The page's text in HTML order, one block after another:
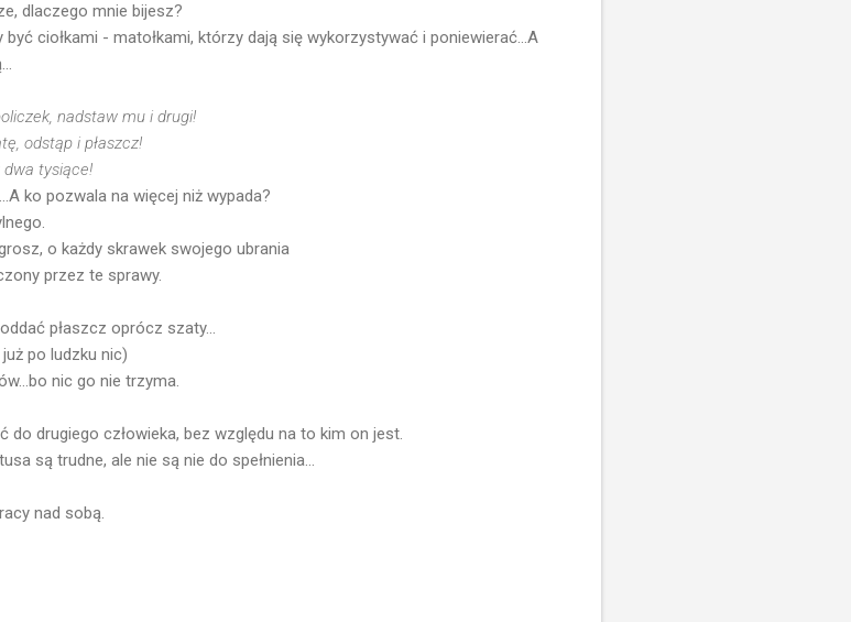
dlaczego mnie bijesz?
ciołkami - matołkami, którzy dają się wykorzystywać i poniewierać...A
nadstaw mu i drugi!
odstąp i płaszcz!
tysiące!
ko pozwala na więcej niż wypada?
o każdy skrawek swojego ubrania
przez te sprawy.
płaszcz oprócz szaty...
po ludzku nic)
nic go nie trzyma.
do drugiego człowieka, bez względu na to kim on jest.
są trudne, ale nie są nie do spełnienia...
nad sobą.